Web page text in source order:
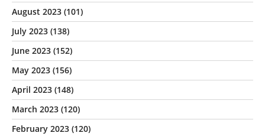
August 2023 (101)
July 2023 (138)
June 2023 (152)
May 2023 (156)
April 2023 (148)
March 2023 (120)
February 2023 (120)